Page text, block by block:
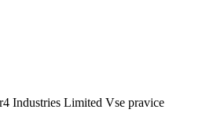
Industries Limited Vse pravice